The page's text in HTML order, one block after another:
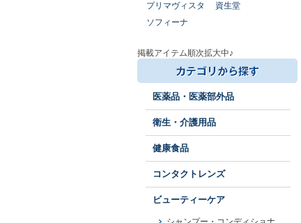
プリマヴィスタ
資生堂
ソフィーナ
掲載アイテム順次拡大中♪
医薬品・医薬部外品
衛生・介護用品
健康食品
コンタクトレンズ
ビューティーケア